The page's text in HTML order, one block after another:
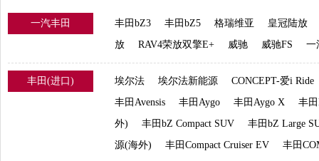
一汽丰田 丰田bZ3 丰田bZ5 格瑞维亚
皇冠陆放
放
RAV4荣放双擎E+ 威驰 威驰FS 一
丰田(进口) 埃尔法 埃尔法新能源
CONCEPT-爱i Ride
丰田Avensis
丰田Aygo 丰田Aygo X
丰
外)
丰田bZ Compact SUV
丰田bZ Large
源(海外)
丰田Compact Cruiser EV
丰田